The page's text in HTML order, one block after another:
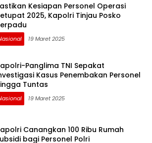
Kesiapan Personel Operasi
2025, Kapolri Tinjau Posko
19 Maret 2025
Panglima TNI Sepakat
Kasus Penembakan Personel
Tuntas
19 Maret 2025
Canangkan 100 Ribu Rumah
bagi Personel Polri